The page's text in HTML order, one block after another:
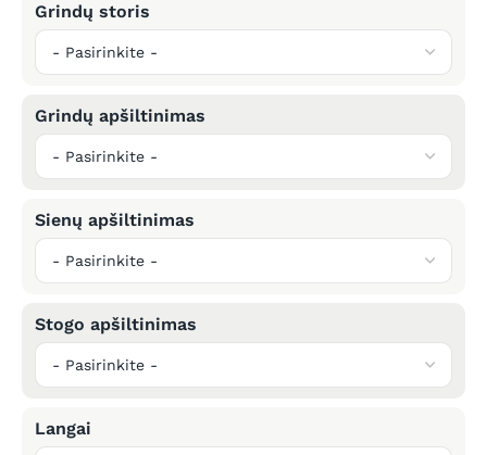
Grindų storis
Grindų apšiltinimas
Sienų apšiltinimas
Stogo apšiltinimas
Langai